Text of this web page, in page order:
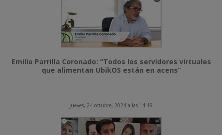
Emilio Parrilla Coronado: “Todos los servidores virtuales
que alimentan UbikOS están en acens”
jueves, 24 octubre, 2024 a las 14:19